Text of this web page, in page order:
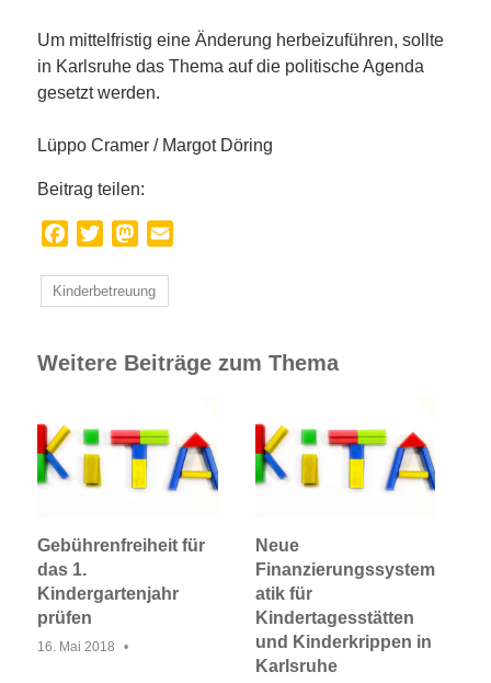
Um mittelfristig eine Änderung herbeizuführen, sollte
in Karlsruhe das Thema auf die politische Agenda
gesetzt werden.
Lüppo Cramer / Margot Döring
Beitrag teilen:
Facebook
TwitterMastodon
Kinderbetreuung
Weitere Beiträge zum Thema
Gebührenfreiheit für
das 1.
Kindergartenjahr
prüfen
16. Mai 2018
Neue
Finanzierungssystem
atik für
Kindertagesstätten
und Kinderkrippen in
Karlsruhe